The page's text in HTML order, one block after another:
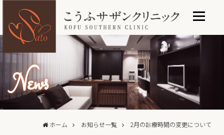
News
ホーム お知らせ一覧 2月の診療時間の変更について